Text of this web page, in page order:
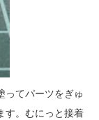
ってパーツをぎゅ
す。むにっと接着